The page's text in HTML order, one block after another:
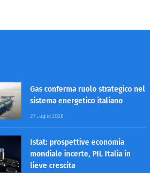
Gas conferma ruolo strategico nel
sistema energetico italiano
27 Luglio 2026
Istat: prospettive economia
mondiale incerte, PIL Italia in
lieve crescita